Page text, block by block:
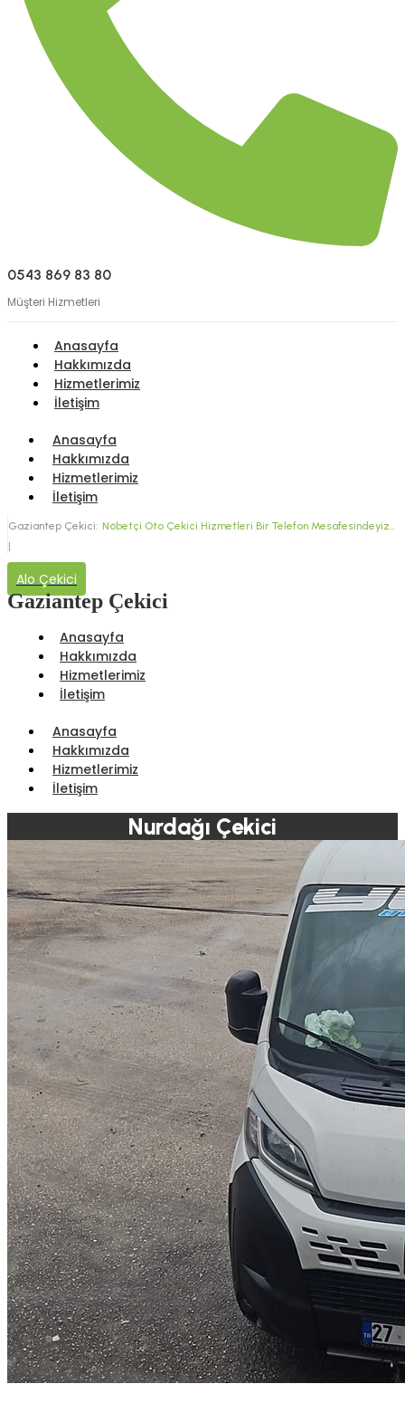
0543 869 83 80
Müşteri Hizmetleri
Anasayfa
Hakkımızda
Hizmetlerimiz
İletişim
Anasayfa
Hakkımızda
Hizmetlerimiz
İletişim
Gaziantep Çekici: Nöbetçi Oto Çekici Hizmetleri Bir Telefon Mesafesindeyiz...
|
Alo Çekici
Gaziantep Çekici
Anasayfa
Hakkımızda
Hizmetlerimiz
İletişim
Anasayfa
Hakkımızda
Hizmetlerimiz
İletişim
Nurdağı Çekici